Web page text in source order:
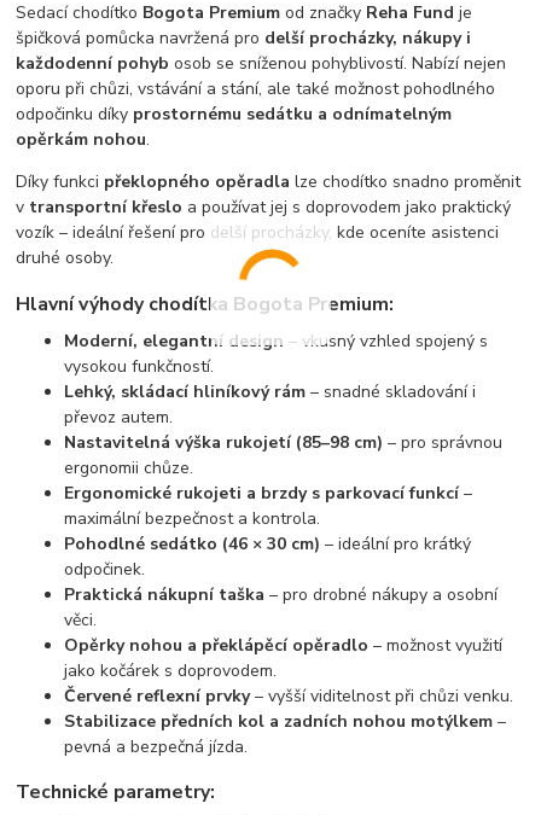
Sedací chodítko Bogota Premium od značky Reha Fund je
špičková pomůcka navržená pro delší procházky, nákupy i
každodenní pohyb osob se sníženou pohyblivostí. Nabízí nejen
oporu při chůzi, vstávání a stání, ale také možnost pohodlného
odpočinku díky prostornému sedátku a odnímatelným
opěrkám nohou.
Díky funkci překlopného opěradla lze chodítko snadno proměnit
v transportní křeslo a používat jej s doprovodem jako praktický
vozík – ideální řešení pro delší procházky, kde oceníte asistenci
druhé osoby.
Hlavní výhody chodítka Bogota Premium:
Moderní, elegantní design – vkusný vzhled spojený s
vysokou funkčností.
Lehký, skládací hliníkový rám – snadné skladování i
převoz autem.
Nastavitelná výška rukojetí (85–98 cm) – pro správnou
ergonomii chůze.
Ergonomické rukojeti a brzdy s parkovací funkcí–
maximální bezpečnost a kontrola.
Pohodlné sedátko (46 × 30 cm) – ideální pro krátký
odpočinek.
Praktická nákupní taška – pro drobné nákupy a osobní
věci.
Opěrky nohou a překlápěcí opěradlo – možnost využití
jako kočárek s doprovodem.
Červené reflexní prvky– vyšší viditelnost při chůzi venku.
Stabilizace předních kol a zadních nohou motýlkem –
pevná a bezpečná jízda.
Technické parametry: